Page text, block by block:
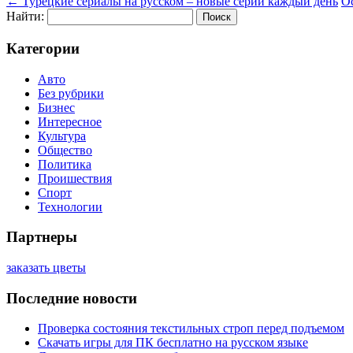
Найти:
Категории
Авто
Без рубрики
Бизнес
Интересное
Культура
Общество
Политика
Проишествия
Спорт
Технологии
Партнеры
заказать цветы
Последние новости
Проверка состояния текстильных строп перед подъемом
Скачать игры для ПК бесплатно на русском языке